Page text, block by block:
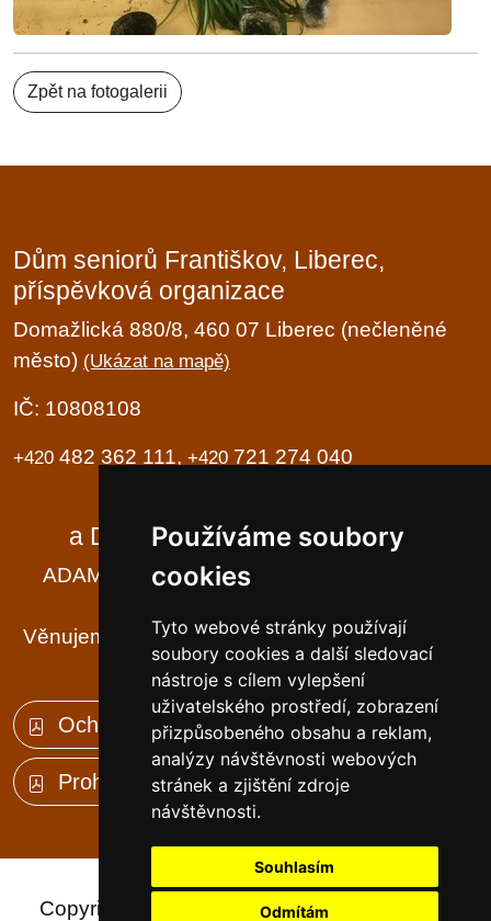
Používáme soubory
cookies
Tyto webové stránky používají
soubory cookies a další sledovací
nástroje s cílem vylepšení
uživatelského prostředí, zobrazení
přizpůsobeného obsahu a reklam,
analýzy návštěvnosti webových
stránek a zjištění zdroje
návštěvnosti.
Souhlasím
Odmítám
Zpět na fotogalerii
Dům seniorů Františkov, Liberec,
příspěvková organizace
Domažlická 880/8, 460 07 Liberec (nečleněné
město) (Ukázat na mapě)
IČ: 10808108
+420 482 362 111, +420 721 274 040
a Domov se zvláštním režimem
ADAM, BÁRA, CILKA - tři jména, tři domy ...
Věnujeme se své práci tak, aby DŮM byl našim
klientům DOMOVEM
Ochrana osobních údajů (GDPR)
Prohlášení o přístupnosti
Copyright © 2023 - Dům seniorů Františkov,